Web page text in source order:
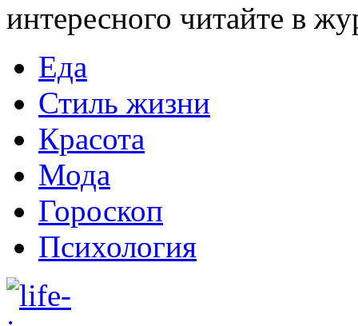
интересного читайте в
Еда
Стиль жизни
Красота
Мода
Гороскоп
Психология